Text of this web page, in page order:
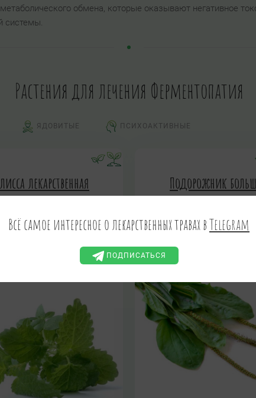
обмена, которые оказывают негативное
системы.
Растения для лечения Ферментопатия
ЯДОВИТЫЕ ПСИХОАКТИВНЫЕ
лекарственная Подорожник
БАБКА, ПРИДОРОЖНИК,
ТРИПУТНИК,
ЧИРЬЕВАЯ ТРАВА
Всё самое интересное о лекарственных травах вTelegram
ПОДПИСАТЬСЯ